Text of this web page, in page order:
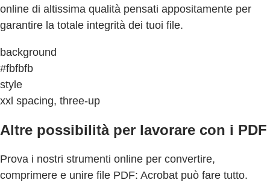
online di altissima qualità pensati appositamente per
garantire la totale integrità dei tuoi file.
background
#fbfbfb
style
xxl spacing, three-up
Altre possibilità per lavorare con i PDF
Prova i nostri strumenti online per convertire,
comprimere e unire file PDF: Acrobat può fare tutto.